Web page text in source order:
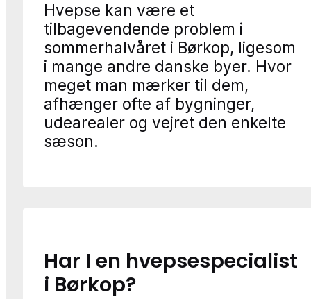
Hvepse kan være et
tilbagevendende problem i
sommerhalvåret i Børkop, ligesom
i mange andre danske byer. Hvor
meget man mærker til dem,
afhænger ofte af bygninger,
udearealer og vejret den enkelte
sæson.
Har I en hvepsespecialist
i Børkop?